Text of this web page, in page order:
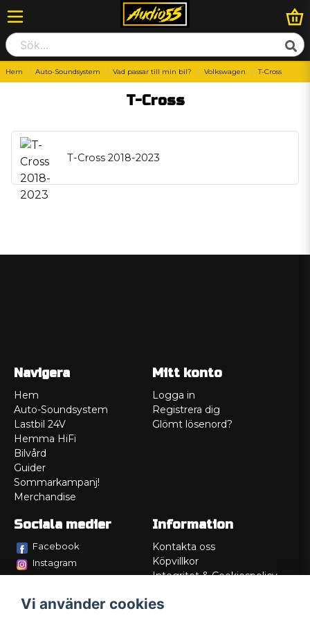
Hem Auto-Soundsystem Vad passar till min bil? Volkswagen T-Cross
T-Cross
T-Cross 2018-2023
Navigera
Hem
Auto-Soundsystem
Lastbil 24V
Hemma HiFi
Bilvård
Guider
Sommarkampanj!
Merchandise
Mitt konto
Logga in
Registrera dig
Glömt lösenord?
Sociala medier
Facebook
Instagram
Information
Kontakta oss
Köpvillkor
Integritet & Cookiespolicy
Service/Garanti
Vi använder cookies